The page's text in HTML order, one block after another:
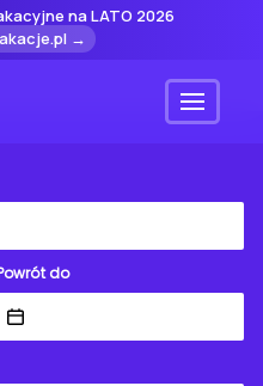
na LATO 2026
→
Menu
do